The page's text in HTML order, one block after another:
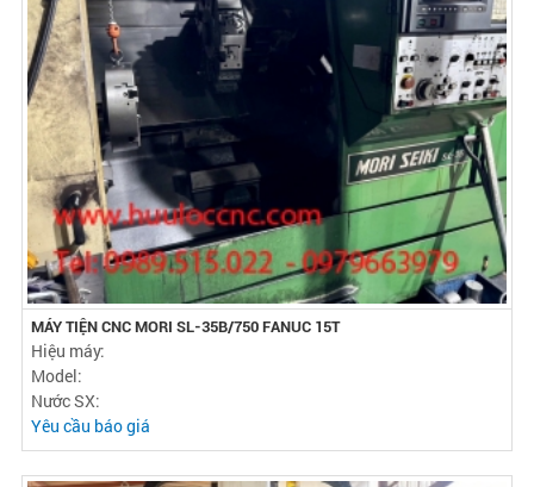
MÁY TIỆN CNC MORI SL-35B/750 FANUC 15T
Hiệu máy:
Model:
Nước SX:
Yêu cầu báo giá